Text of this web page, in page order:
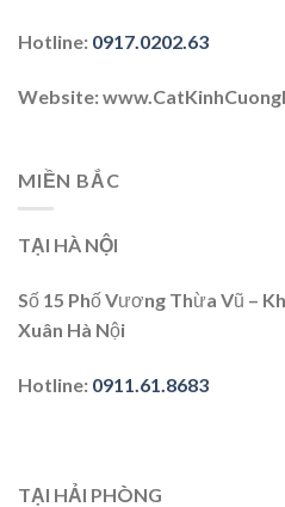
Hotline: 0917.0202.63
Website:
MIỀN BẮC
TẠI HÀ NỘI
Số 15 Phố Vương Thừa Vũ –
Xuân Hà Nội
Hotline: 0911.61.8683
TẠI HẢI PHÒNG